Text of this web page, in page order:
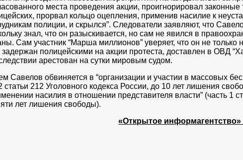
места проведения акции, проигнорировал законные
прорвал кольцо оцепления, применив насилие к
полиции, и скрылся”. Следователи заявляют, что
знал, что он разыскивается, но сам не явился в
Сам участник “Марша миллионов” уверяет, что он не только
полицейскими на акции протеста, доставлен в ОВД
арестован на сутки мировым судом.
Савелов обвиняется в “организации и участии в массовых
статьи 212 Уголовного кодекса России, до 10 лет лишения
насилия в отношении представителя власти” (часть 1
лет лишения свободы).
«Открытое информагентство» -